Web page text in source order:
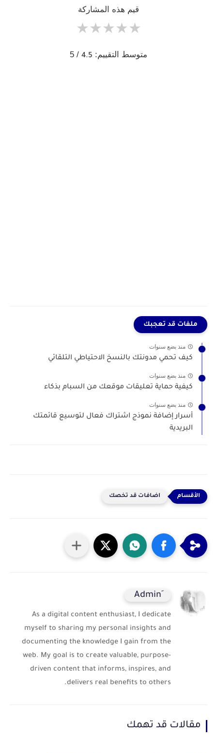
قيم هذه المشاركة
★
★
★
★
★
متوسط التقييم: 4.5
/ 5
ملفات قد تعجبك
منذ بضع سنوات
كيف تحمي مدونتك بالنسخ الاحتياطي التلقائي
منذ بضع سنوات
كيفية حماية تعليقات موقعك من السبام بذكاء
منذ بضع سنوات
أسرار إضافة نموذج اشتراك فعال لتوسيع قائمتك
البريدية
اضافات قد تخصك
As a digital content enthusiast, I dedicate
myself to sharing my personal insights and
documenting the knowledge I gain from the
web. My goal is to create valuable, purpose-
driven content that informs, inspires, and
delivers real benefits to others.
مقالات قد تهمك